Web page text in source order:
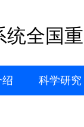
统全国
科学研究